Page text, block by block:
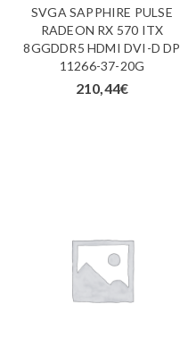
SVGA SAPPHIRE PULSE
RADEON RX 570 ITX
8GGDDR5 HDMI DVI-D DP
11266-37-20G
210,44€